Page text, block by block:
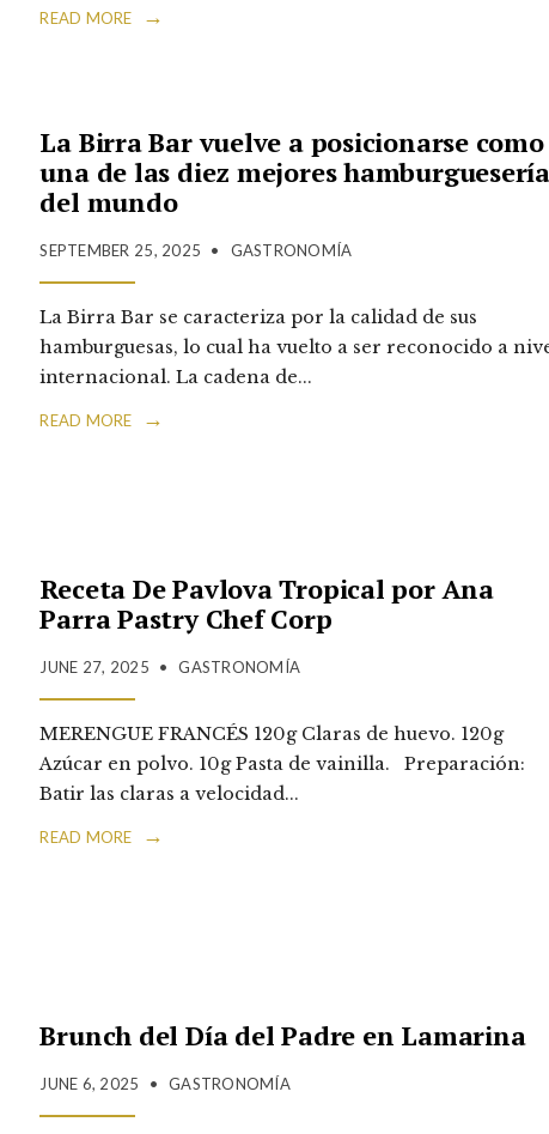
READ MORE →
La Birra Bar vuelve a posicionarse como
una de las diez mejores
del mundo
SEPTEMBER 25, 2025 • GASTRONOMÍA
La Birra Bar se caracteriza por la calidad de sus
hamburguesas, lo cual ha vuelto a ser reconocido a
internacional. La cadena de...
READ MORE →
Receta De Pavlova Tropical por Ana
Parra Pastry Chef Corp
JUNE 27, 2025 • GASTRONOMÍA
MERENGUE FRANCÉS 120g Claras de huevo. 120g
Azúcar en polvo. 10g Pasta de vainilla. Preparación:
Batir las claras a velocidad...
READ MORE →
Brunch del Día del Padre en Lamarina
JUNE 6, 2025 • GASTRONOMÍA